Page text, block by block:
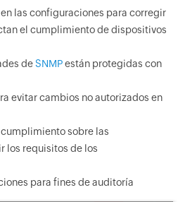
las configuraciones para corregir
el cumplimiento de dispositivos
deSNMPestán protegidas con
evitar cambios no autorizados en
sobre las
los requisitos de los
para fines de auditoría